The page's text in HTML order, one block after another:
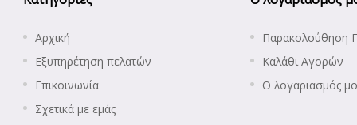
Αρχική
Εξυπηρέτηση πελατών
Επικοινωνία
Σχετικά με εμάς
Παρακολούθηση
Καλάθι Αγορών
Ο λογαριασμός